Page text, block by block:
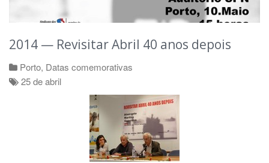
2014 — Revisitar Abril 40 anos depois
Porto, Datas comemorativas
25 de abril